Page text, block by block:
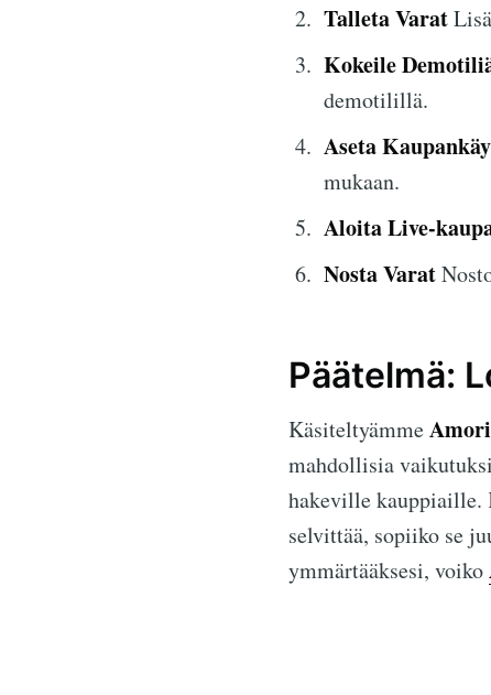
Talleta Varat
Kokeile
demotilillä.
Aseta
mukaan.
Aloita Live-
Nosta Varat
Päätelmä:
Käsiteltyämme
mahdollisia
hakeville kauppiaille.
selvittää, sopiiko se
ymmärtääksesi, voiko